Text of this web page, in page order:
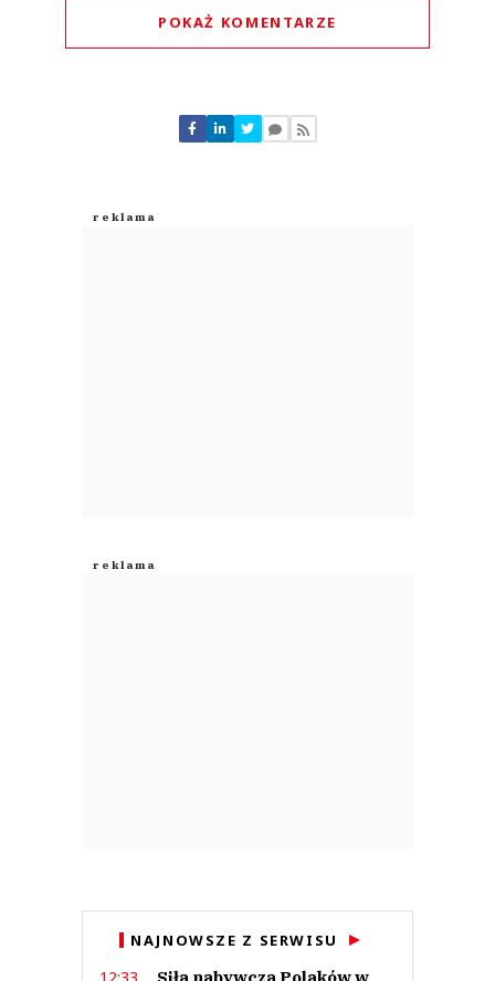
POKAŻ KOMENTARZE
Nie znaleziono komentarzy
Zostaw swoje komentarze
NAJNOWSZE Z SERWISU
Siła nabywcza Polaków w